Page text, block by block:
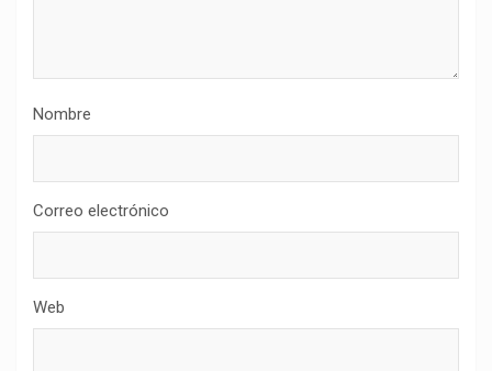
Nombre
Correo electrónico
Web